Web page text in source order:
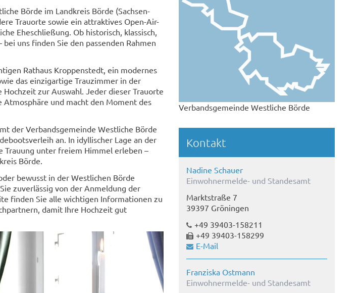
Börde im Landkreis Börde (Sachsen-
Trauorte sowie ein attraktives Open-Air-
Eheschließung. Ob historisch, klassisch,
uns finden Sie den passenden Rahmen
Rathaus Kroppenstedt, ein modernes
das einzigartige Trauzimmer in der
zur Auswahl. Jeder dieser Trauorte
und macht den Moment des
der Verbandsgemeinde Westliche Börde
an. In idyllischer Lage an der
Trauung unter freiem Himmel erleben –
Börde.
bewusst in der Westlichen Börde
zuverlässig von der Anmeldung der
finden Sie alle wichtigen Informationen zu
damit Ihre Hochzeit gut
Verbandsgemeinde Westliche Börde
Kontakt
Nadine Schauer
Einwohnermelde- und Standesamt
Marktstraße 7
39397 Gröningen
+49 39403-158211
+49 39403-158299
E-Mail
Franziska Ostmann
Einwohnermelde- und Standesamt